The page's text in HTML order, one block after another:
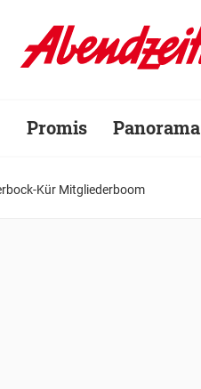
Promis Panorama
Kür Mitgliederboom